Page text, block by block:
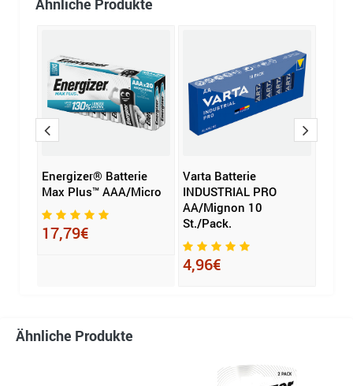
Ähnliche Produkte
Energizer® Batterie
Max Plus™ AAA/Micro
17,79€
Varta Batterie
INDUSTRIAL PRO
AA/Mignon 10
St./Pack.
4,96€
Ähnliche Produkte